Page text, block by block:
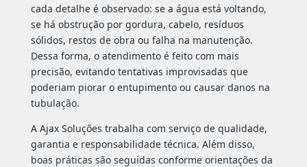
cada detalhe é observado: se a água está voltando,
se há obstrução por gordura, cabelo, resíduos
sólidos, restos de obra ou falha na manutenção.
Dessa forma, o atendimento é feito com mais
precisão, evitando tentativas improvisadas que
poderiam piorar o entupimento ou causar danos na
tubulação.
A Ajax Soluções trabalha com serviço de qualidade,
garantia e responsabilidade técnica. Além disso,
boas práticas são seguidas conforme orientações da